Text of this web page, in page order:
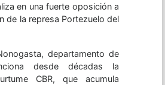
en una fuerte oposición a
de la represa Portezuelo del
departamento de
desde décadas la
CBR, que acumula